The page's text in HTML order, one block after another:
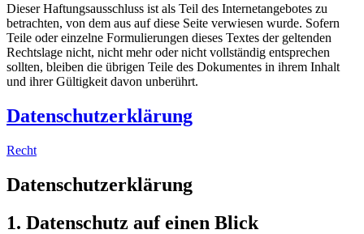
Dieser Haftungsausschluss ist als Teil des Internetangebotes zu
betrachten, von dem aus auf diese Seite verwiesen wurde. Sofern
Teile oder einzelne Formulierungen dieses Textes der geltenden
Rechtslage nicht, nicht mehr oder nicht vollständig entsprechen
sollten, bleiben die übrigen Teile des Dokumentes in ihrem Inhalt
und ihrer Gültigkeit davon unberührt.
Datenschutzerklärung
Recht
Datenschutz­erklärung
1. Datenschutz auf einen Blick